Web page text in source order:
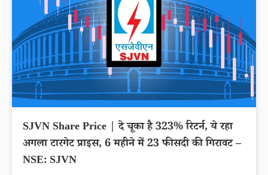
SJVN Share Price | दे चूका है 323% रिटर्न, ये रहा
अगला टारगेट प्राइस, 6 महीने में 23 फीसदी की गिरावट –
NSE: SJVN